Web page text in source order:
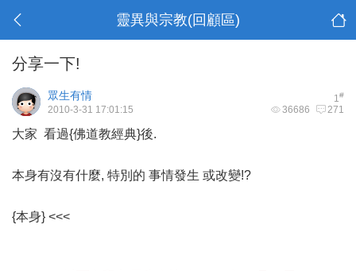
靈異與宗教(回顧區)
分享一下!
1#
眾生有情
36686 271
2010-3-31 17:01:15
大家 看過{佛道教經典}後.
本身有沒有什麼, 特別的 事情發生 或改變!?
{本身} <<<